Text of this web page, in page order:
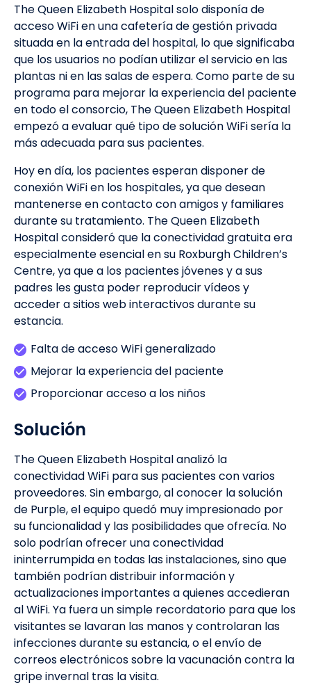
The Queen Elizabeth Hospital solo disponía de
acceso WiFi en una cafetería de gestión privada
situada en la entrada del hospital, lo que significaba
que los usuarios no podían utilizar el servicio en las
plantas ni en las salas de espera. Como parte de su
programa para mejorar la experiencia del paciente
en todo el consorcio, The Queen Elizabeth Hospital
empezó a evaluar qué tipo de solución WiFi sería la
más adecuada para sus pacientes.
Hoy en día, los pacientes esperan disponer de
conexión WiFi en los hospitales, ya que desean
mantenerse en contacto con amigos y familiares
durante su tratamiento. The Queen Elizabeth
Hospital consideró que la conectividad gratuita era
especialmente esencial en su Roxburgh Children’s
Centre, ya que a los pacientes jóvenes y a sus
padres les gusta poder reproducir vídeos y
acceder a sitios web interactivos durante su
estancia.
Falta de acceso WiFi generalizado
Mejorar la experiencia del paciente
Proporcionar acceso a los niños
Solución
The Queen Elizabeth Hospital analizó la
conectividad WiFi para sus pacientes con varios
proveedores. Sin embargo, al conocer la solución
de Purple, el equipo quedó muy impresionado por
su funcionalidad y las posibilidades que ofrecía. No
solo podrían ofrecer una conectividad
ininterrumpida en todas las instalaciones, sino que
también podrían distribuir información y
actualizaciones importantes a quienes accedieran
al WiFi. Ya fuera un simple recordatorio para que los
visitantes se lavaran las manos y controlaran las
infecciones durante su estancia, o el envío de
correos electrónicos sobre la vacunación contra la
gripe invernal tras la visita.